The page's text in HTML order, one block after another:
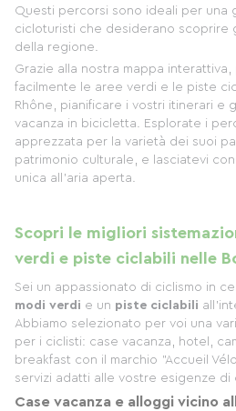
Questi percorsi sono ideali per una
cicloturisti che desiderano scoprire
della regione.
Grazie alla nostra mappa
facilmente le aree verdi e le piste
Rhône, pianificare i vostri itinerari e
vacanza in bicicletta. Esplorate i
apprezzata per la varietà dei suoi
patrimonio culturale, e lasciatevi
unica all'aria aperta.
Scopri le migliori
verdi e piste ciclabili nelle
Sei un appassionato di ciclismo in
modi verdi e un piste ciclabili
Abbiamo selezionato per voi una
per i ciclisti: case vacanza, hotel,
breakfast con il marchio "Accueil
servizi adatti alle vostre esigenze di
Case vacanza e alloggi vicino